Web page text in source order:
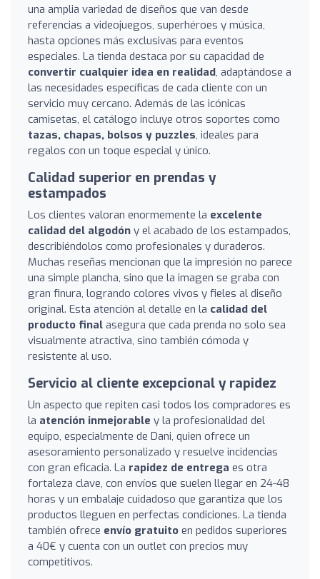
una amplia variedad de diseños que van desde
referencias a videojuegos, superhéroes y música,
hasta opciones más exclusivas para eventos
especiales. La tienda destaca por su capacidad de
convertir cualquier idea en realidad, adaptándose a
las necesidades específicas de cada cliente con un
servicio muy cercano. Además de las icónicas
camisetas, el catálogo incluye otros soportes como
tazas, chapas, bolsos y puzzles, ideales para
regalos con un toque especial y único.
Calidad superior en prendas y
estampados
Los clientes valoran enormemente la excelente
calidad del algodón y el acabado de los estampados,
describiéndolos como profesionales y duraderos.
Muchas reseñas mencionan que la impresión no parece
una simple plancha, sino que la imagen se graba con
gran finura, logrando colores vivos y fieles al diseño
original. Esta atención al detalle en la calidad del
producto final asegura que cada prenda no solo sea
visualmente atractiva, sino también cómoda y
resistente al uso.
Servicio al cliente excepcional y rapidez
Un aspecto que repiten casi todos los compradores es
la atención inmejorable y la profesionalidad del
equipo, especialmente de Dani, quien ofrece un
asesoramiento personalizado y resuelve incidencias
con gran eficacia. La rapidez de entrega es otra
fortaleza clave, con envíos que suelen llegar en 24-48
horas y un embalaje cuidadoso que garantiza que los
productos lleguen en perfectas condiciones. La tienda
también ofrece envío gratuito en pedidos superiores
a 40€ y cuenta con un outlet con precios muy
competitivos.